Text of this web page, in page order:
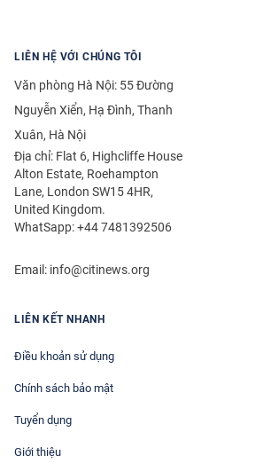
LIÊN HỆ VỚI CHÚNG TÔI
Văn phòng Hà Nội: 55 Đường
Nguyễn Xiển, Hạ Đình, Thanh
Xuân, Hà Nội
Địa chỉ: Flat 6, Highcliffe House
Alton Estate, Roehampton
Lane, London SW15 4HR,
United Kingdom.
WhatSapp: +44 7481392506
Email: info@citinews.org
LIÊN KẾT NHANH
Điều khoản sử dụng
Chính sách bảo mật
Tuyển dụng
Giới thiệu